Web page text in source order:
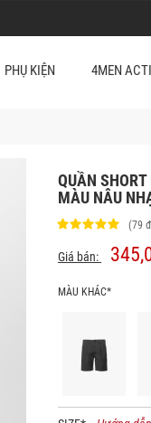
PHỤ KIỆN 4MEN
QUẦN
MÀU NÂU
(79
Giá bán:
MÀU KHÁC*